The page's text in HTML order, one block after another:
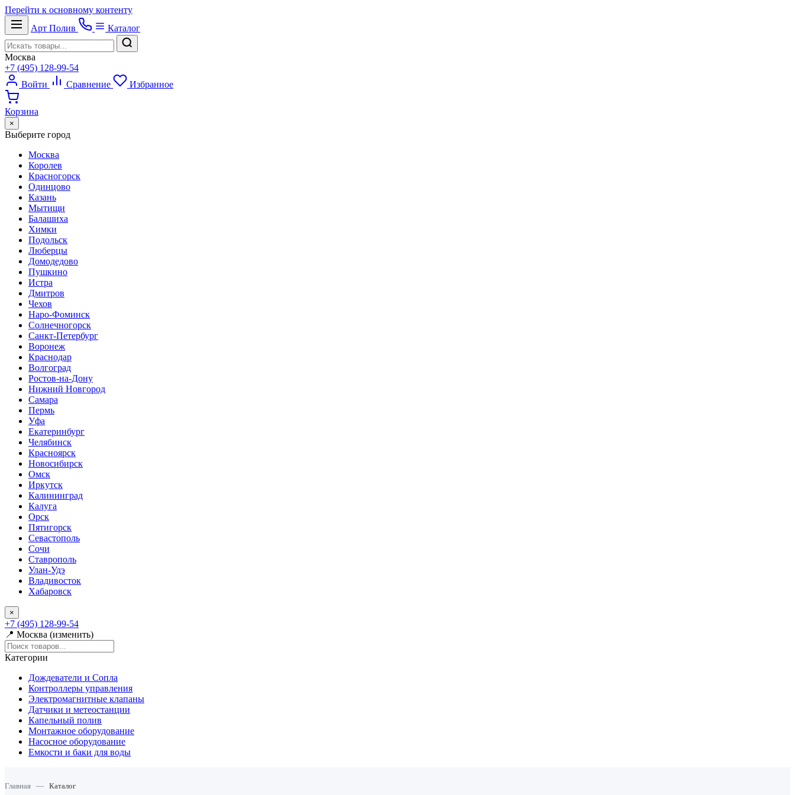
Перейти к основному контенту
Арт Полив Каталог
Москва
+7 (495) 128-99-54
Войти
Сравнение Избранное
Корзина
×
Выберите город
Москва
Королев
Красногорск
Одинцово
Казань
Мытищи
Балашиха
Химки
Подольск
Люберцы
Домодедово
Пушкино
Истра
Дмитров
Чехов
Наро-Фоминск
Солнечногорск
Санкт-Петербург
Воронеж
Краснодар
Волгоград
Ростов-на-Дону
Нижний Новгород
Самара
Пермь
Уфа
Екатеринбург
Челябинск
Красноярск
Новосибирск
Омск
Иркутск
Калининград
Калуга
Орск
Пятигорск
Севастополь
Сочи
Ставрополь
Улан-Удэ
Владивосток
Хабаровск
×
+7 (495) 128-99-54
📍 Москва (изменить)
Категории
Дождеватели и Сопла
Контроллеры управления
Электромагнитные клапаны
Датчики и метеостанции
Капельный полив
Монтажное оборудование
Насосное оборудование
Емкости и баки для воды
Главная — Каталог